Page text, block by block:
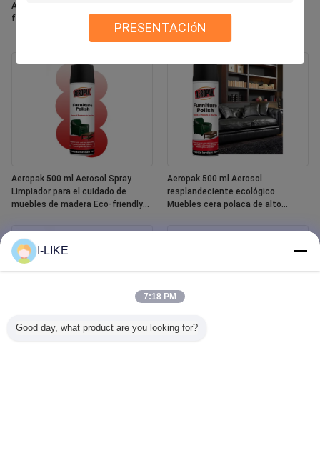
PRESENTACIóN
Aeropak 330 ml Aerosol fresco con
fragancia de jazmín
utensilios de cocina spray de
limpieza rápida sin residuos
Aeropak 500 ml Aerosol Spray
Limpiador para el cuidado de
muebles de madera Eco-friendly
Essential Oil Polish para madera
Aeropak 500 ml Aerosol
resplandeciente ecológico
Muebles cera polaca de alto
Protección contra grietas y
I-LIKE
7:18 PM
Good day, what product are you looking for?